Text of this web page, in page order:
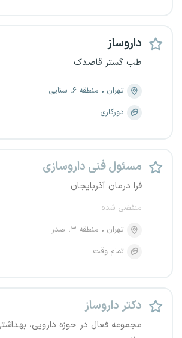
داروساز
طب گستر قاصدک
تهران
منطقه ۶، سنایی
دورکاری
مسئول فنی داروسازی
فرا درمان آذربایجان
منقضی شده
تهران
منطقه ۳، صدر
تمام وقت
دکتر داروساز
مجموعه فعال در حوزه دارویی،